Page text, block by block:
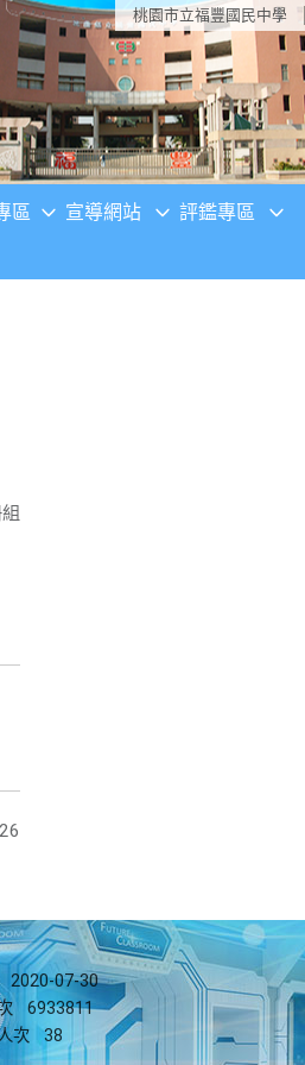
桃園市立福豐國民中學
區 宣導網站 評鑑專區
2020-07-30
6933811
次
38